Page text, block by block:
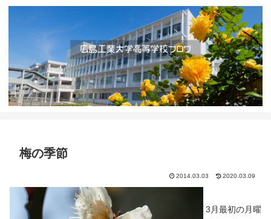
梅の季節
2014.03.03 2020.03.09
3月最初の月曜